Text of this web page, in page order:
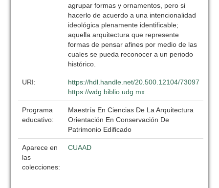
agrupar formas y ornamentos, pero si
hacerlo de acuerdo a una intencionalidad
ideológica plenamente identificable;
aquella arquitectura que represente
formas de pensar afines por medio de las
cuales se pueda reconocer a un periodo
histórico.
URI:
https://hdl.handle.net/20.500.12104/73097
https://wdg.biblio.udg.mx
Programa
educativo:
Maestría En Ciencias De La Arquitectura
Orientación En Conservación De
Patrimonio Edificado
Aparece en
las
colecciones:
CUAAD